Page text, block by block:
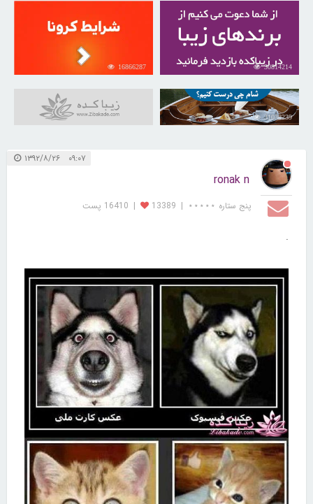
30814214
16866287
31038239
۰۹:۰۷ ۱۳۹۲/۸/۲۶
ronak n
پنج ستاره ⋆⋆⋆⋆⋆ |
13389
| 16410 پست
.